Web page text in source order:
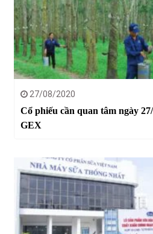
27/08/2020
Cổ phiếu cần quan tâm ngày
GEX